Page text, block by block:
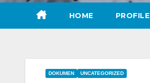
HOME PROFILE
DOKUMEN UNCATEGORIZED